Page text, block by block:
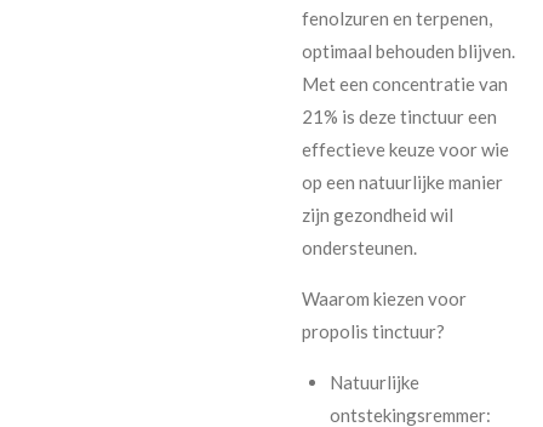
fenolzuren en terpenen,
optimaal behouden blijven.
Met een concentratie van
21% is deze tinctuur een
effectieve keuze voor wie
op een natuurlijke manier
zijn gezondheid wil
ondersteunen.
Waarom kiezen voor
propolis tinctuur?
Natuurlijke
ontstekingsremmer: